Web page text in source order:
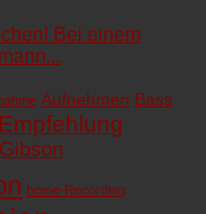
Bei einem
Aufnehmen Bass
Empfehlung
Gibson
home-Recording